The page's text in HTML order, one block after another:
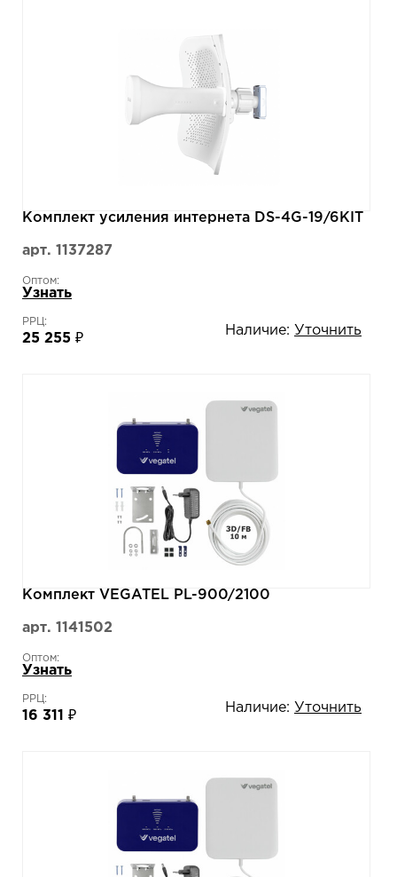
Комплект усиления интернета DS-4G-19/6KIT
арт. 1137287
Оптом:
Узнать
РРЦ:
25 255 ₽
Наличие: Уточнить
Комплект VEGATEL PL-900/2100
арт. 1141502
Оптом:
Узнать
РРЦ:
16 311 ₽
Наличие: Уточнить